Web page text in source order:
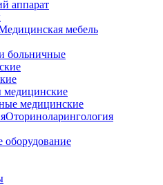
аппарат
мебель
больничные
медицинские
медицинские
Оториноларингология
оборудование